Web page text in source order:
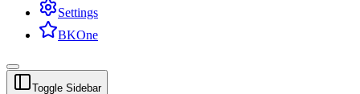
Settings
BKOne
Toggle Sidebar